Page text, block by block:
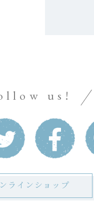
us!
ラインショップ